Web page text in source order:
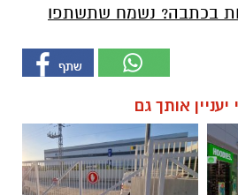
בכתבה? נשמח שתשתפו
יעניין אותך גם